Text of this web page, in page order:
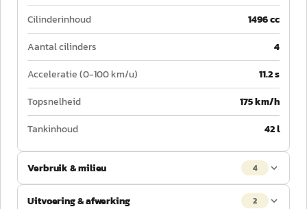
Cilinderinhoud
1496 cc
Aantal cilinders
4
Acceleratie (0-100 km/u)
11.2 s
Topsnelheid
175 km/h
Tankinhoud
42 l
Verbruik & milieu 4
Uitvoering & afwerking 2